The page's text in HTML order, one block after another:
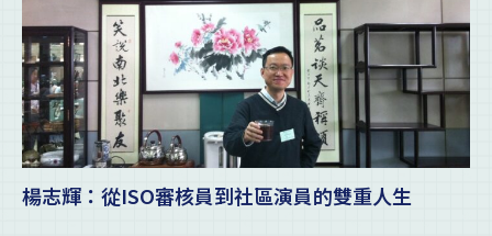
楊志輝：從ISO審核員到社區演員的雙重人生